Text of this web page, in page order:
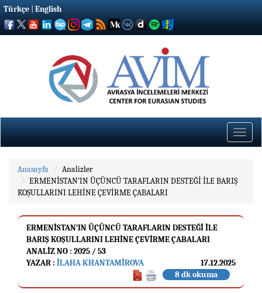
Türkçe English
Toggle
Anasayfa
Analizler
ERMENİSTAN’IN ÜÇÜNCÜ TARAFLARIN DESTEĞİ İLE BARIŞ
KOŞULLARINI LEHİNE ÇEVİRME ÇABALARI
ERMENİSTAN’IN ÜÇÜNCÜ TARAFLARIN DESTEĞİ İLE
BARIŞ KOŞULLARINI LEHİNE ÇEVİRME ÇABALARI
ANALIZ NO : 2025 / 53
YAZAR : İLAHA KHANTAMİROVA
17.12.2025
8 dk okuma